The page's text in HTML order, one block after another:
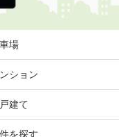
場
ション
建て
を探す